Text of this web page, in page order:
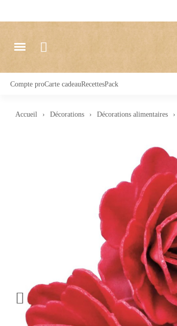
Compte proCarte cadeauRecettesPack
Accueil Décorations Décorations alimentaires